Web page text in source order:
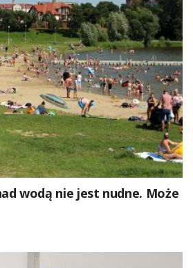
wodą nie jest nudne. Może